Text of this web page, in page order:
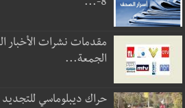
8-...
مقدمات نشرات الأخبار
الجمعة...
حراك ديبلوماسي